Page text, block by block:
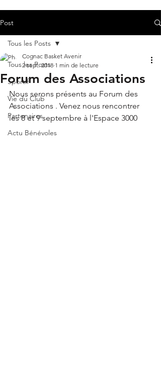
Post
Tous les Posts
Sportif
Vie du Club
Partenaires
Actu Bénévoles
Tous les Posts
Forum des Associations
Cognac Basket Avenir
2 sept. 2018 1 min de lecture
Nous serons présents au Forum des
Associations . Venez nous rencontrer
les 8 et 9 septembre à l'Espace 3000